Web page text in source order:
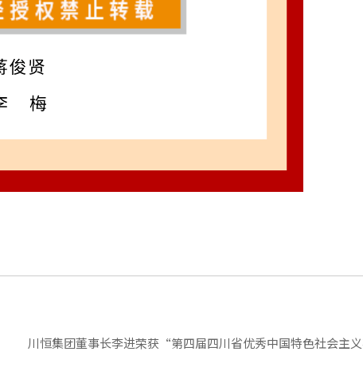
川恒集团董事长李进荣获“第四届四川省优秀中国特色社会主